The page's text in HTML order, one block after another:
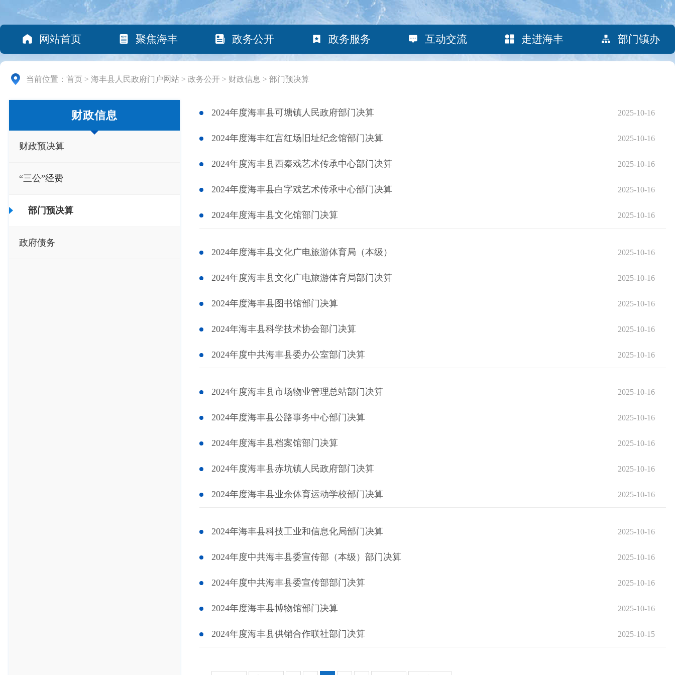
网站首页 聚焦海丰 政务公开 政务服务 互动交流 走进海丰 部门镇办
当前位置： 首页 > 海丰县人民政府门户网站 > 政务公开 > 财政信息 > 部门预决算
财政信息
财政预决算
“三公”经费
部门预决算
政府债务
2024年度海丰县可塘镇人民政府部门决算 2025-10-16
2024年度海丰红宫红场旧址纪念馆部门决算 2025-10-16
2024年度海丰县西秦戏艺术传承中心部门决算 2025-10-16
2024年度海丰县白字戏艺术传承中心部门决算 2025-10-16
2024年度海丰县文化馆部门决算 2025-10-16
2024年度海丰县文化广电旅游体育局（本级） 2025-10-16
2024年度海丰县文化广电旅游体育局部门决算 2025-10-16
2024年度海丰县图书馆部门决算 2025-10-16
2024年海丰县科学技术协会部门决算 2025-10-16
2024年度中共海丰县委办公室部门决算 2025-10-16
2024年度海丰县市场物业管理总站部门决算 2025-10-16
2024年度海丰县公路事务中心部门决算 2025-10-16
2024年度海丰县档案馆部门决算 2025-10-16
2024年度海丰县赤坑镇人民政府部门决算 2025-10-16
2024年度海丰县业余体育运动学校部门决算 2025-10-16
2024年海丰县科技工业和信息化局部门决算 2025-10-16
2024年度中共海丰县委宣传部（本级）部门决算 2025-10-16
2024年度中共海丰县委宣传部部门决算 2025-10-16
2024年度海丰县博物馆部门决算 2025-10-16
2024年度海丰县供销合作联社部门决算 2025-10-15